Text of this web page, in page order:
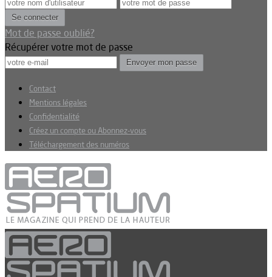
Mot de passe oublié?
Récupérer votre mot de passe
Contact
Mentions légales
Confidentialité
Créez un compte ou Abonnez-vous
Téléchargement des numéros